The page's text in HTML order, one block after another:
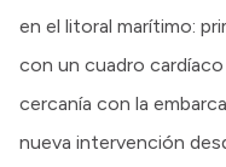
en el litoral marítimo:
con un cuadro
cercanía con la
nueva intervención